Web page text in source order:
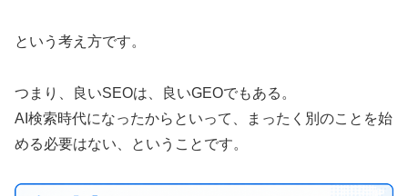
という考え方です。
つまり、良いSEOは、良いGEOでもある。
AI検索時代になったからといって、まったく別のことを始
める必要はない、ということです。